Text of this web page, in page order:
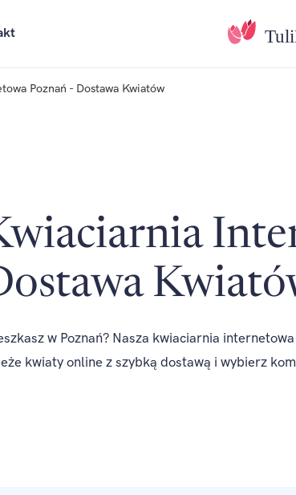
Poznań - Dostawa Kwiatów
w Poznań? Nasza kwiaciarnia
kwiaty online z szybką dostawą i wybierz